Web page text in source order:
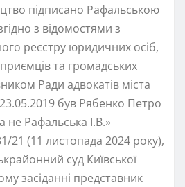
підписано Рафальською
з відомостями з
реєстру юридичних осіб,
та громадських
Ради адвокатів міста
був Рябенко Петро
не Рафальська І.В.»
21 (11 листопада 2024 року),
суд Київської
засіданні представник